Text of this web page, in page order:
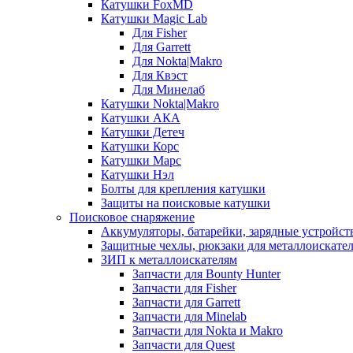
Катушки FoxMD
Катушки Magic Lab
Для Fisher
Для Garrett
Для Nokta|Makro
Для Квэст
Для Минелаб
Катушки Nokta|Makro
Катушки АКА
Катушки Детеч
Катушки Корс
Катушки Марс
Катушки Нэл
Болты для крепления катушки
Защиты на поисковые катушки
Поисковое снаряжение
Аккумуляторы, батарейки, зарядные
Защитные чехлы, рюкзаки для
ЗИП к металлоискателям
Запчасти для Bounty Hunter
Запчасти для Fisher
Запчасти для Garrett
Запчасти для Minelab
Запчасти для Nokta и Makro
Запчасти для Quest